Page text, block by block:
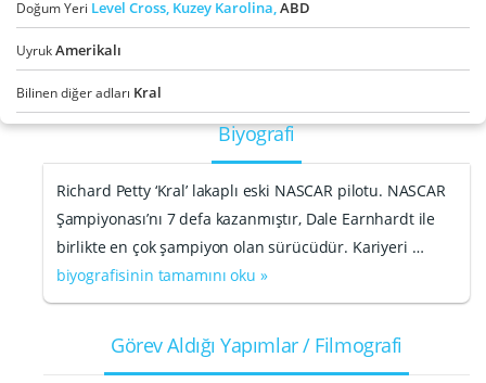
Doğum Yeri Level Cross, Kuzey Karolina,ABD
UyrukAmerikalı
Bilinen diğer adları Kral
Biyografi
Richard Petty ‘Kral’ lakaplı eski NASCAR pilotu. NASCAR
Şampiyonası’nı 7 defa kazanmıştır, Dale Earnhardt ile
birlikte en çok şampiyon olan sürücüdür. Kariyeri …
biyografisinin tamamını oku »
Görev Aldığı Yapımlar / Filmografi